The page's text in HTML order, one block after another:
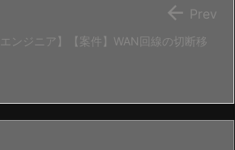
エンジニア】【案件】WAN回線の切断移
 Prev